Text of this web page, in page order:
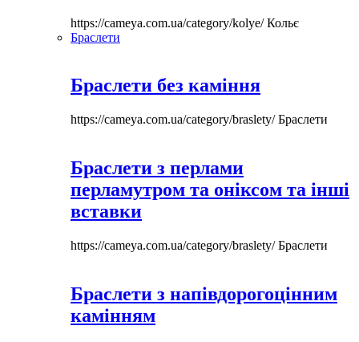
https://cameya.com.ua/category/kolye/Кольє
Браслети
Браслети без каміння
https://cameya.com.ua/category/braslety/Браслети
Браслети з перлами
перламутром та оніксом та інші
вставки
https://cameya.com.ua/category/braslety/Браслети
Браслети з напівдорогоцінним
камінням